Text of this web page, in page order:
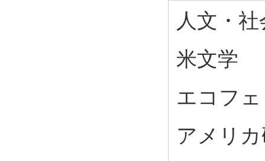
人文・
米文学
エコフ
アメリ